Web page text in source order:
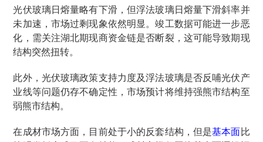
光伏玻璃日熔量略有下滑，但浮法玻璃日熔量下滑斜率并
未加速，市场过剩现象依然明显。竣工数据可能进一步恶
化，需关注湖北期现商资金链是否断裂，这可能导致期现
结构突然扭转。
此外，光伏玻璃政策支持力度及浮法玻璃是否反哺光伏产
业线等问题仍存不确定性，市场预计将维持强熊市结构至
弱熊市结构。
在成材市场方面，目前处于小的反套结构，但是基本面比